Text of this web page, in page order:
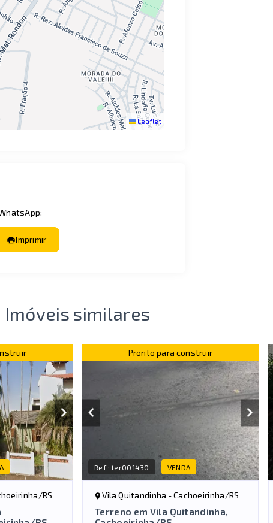
Leaflet
Imprimir
Imóveis similares
RS
Pronto para construir
Ref.:ter001430 VENDA
Vila Quitandinha - Cachoeirinha/RS
Terreno em Vila Quitandinha,